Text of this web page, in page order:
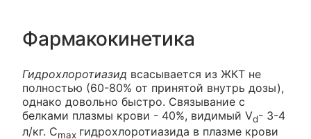
Фармакокинетика
Гидрохлоротиазид всасывается из ЖКТ не
полностью (60-80% от принятой внутрь дозы),
однако довольно быстро. Связывание с
белками плазмы крови - 40%, видимый Vd- 3-4
л/кг. Cmax гидрохлоротиазида в плазме крови